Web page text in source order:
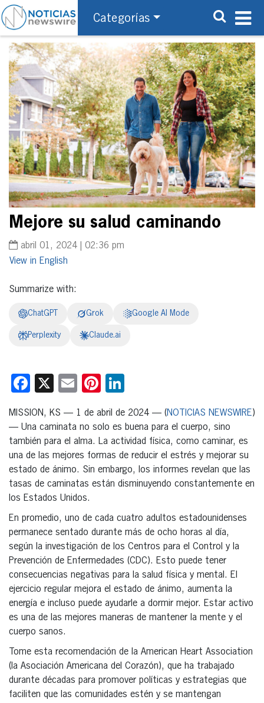
Categorías
Mejore su salud caminando
abril 01, 2024 | 02:36 pm
English
Summarize with:
ChatGPT Grok Google AI Mode
Perplexity Claude.ai
Facebook
X EmailPinterest
MISSION, KS — 1 de abril de 2024 — (NOTICIAS NEWSWIRE)
— Una caminata no solo es buena para el cuerpo, sino
también para el alma. La actividad física, como caminar, es
una de las mejores formas de reducir el estrés y mejorar su
estado de ánimo. Sin embargo, los informes revelan que las
tasas de caminatas están disminuyendo constantemente en
los Estados Unidos.
En promedio, uno de cada cuatro adultos estadounidenses
permanece sentado durante más de ocho horas al día,
según la investigación de los Centros para el Control y la
Prevención de Enfermedades (CDC). Esto puede tener
consecuencias negativas para la salud física y mental. El
ejercicio regular mejora el estado de ánimo, aumenta la
energía e incluso puede ayudarle a dormir mejor. Estar activo
es una de las mejores maneras de mantener la mente y el
cuerpo sanos.
Tome esta recomendación de la American Heart Association
(la Asociación Americana del Corazón), que ha trabajado
durante décadas para promover políticas y estrategias que
faciliten que las comunidades estén y se mantengan